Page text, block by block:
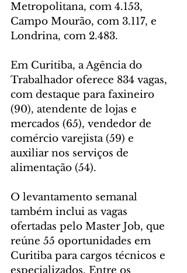
Metropolitana, com 4.153,
Campo Mourão, com 3.117, e
Londrina, com 2.483.
Em Curitiba, a Agência do
Trabalhador oferece 834 vagas,
com destaque para faxineiro
(90), atendente de lojas e
mercados (65), vendedor de
comércio varejista (59) e
auxiliar nos serviços de
alimentação (54).
O levantamento semanal
também inclui as vagas
ofertadas pelo Master Job, que
reúne 55 oportunidades em
Curitiba para cargos técnicos e